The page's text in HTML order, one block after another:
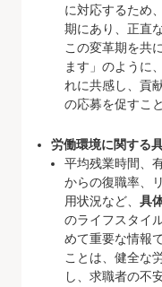
に対応するため
期にあり、正直
この変革期を共
ます」のように
れに共感し、貢
の応募を促すこ
労働環境に関する
平均残業時間、
からの復職率、
用状況など、具
のライフスタイ
めて重要な情報
ことは、健全な
し、求職者の不